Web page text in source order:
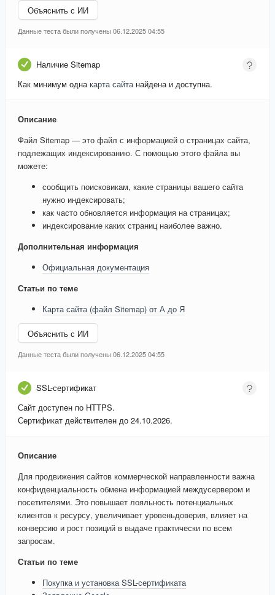
Объяснить с ИИ
Данные теста были получены 06.12.2025 04:55
Наличие Sitemap
Как минимум однакарта сайтанайдена и доступна.
Описание
Файл Sitemap — это файл с информацией о страницах сайта,
подлежащих индексированию. С помощью этого файла вы
можете:
сообщить поисковикам, какие страницы вашего сайта
нужно индексировать;
как часто обновляется информация на страницах;
индексирование каких страниц наиболее важно.
Дополнительная информация
Официальная документация
Статьи по теме
Карта сайта (файл Sitemap) от А до Я
Объяснить с ИИ
Данные теста были получены 06.12.2025 04:55
SSL-сертификат
Сайт доступен по HTTPS.
Сертификат действителен до 24.10.2026.
Описание
Для продвижения сайтов коммерческой направленности важна
конфиденциальность обмена информацией междусервером и
посетителями. Это повышает лояльность потенциальных
клиентов к ресурсу, увеличивает уровеньдоверия, влияет на
конверсию и рост позиций в выдаче практически по всем
запросам.
Статьи по теме
Покупка и установка SSL-сертификата